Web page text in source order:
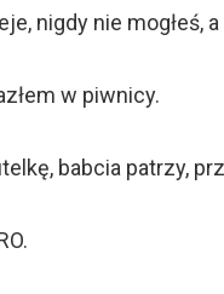
nigdy nie mogłeś, a
w piwnicy.
babcia patrzy,